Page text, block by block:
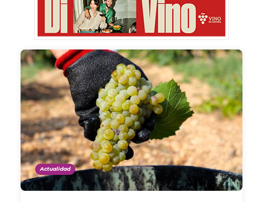
Actualidad